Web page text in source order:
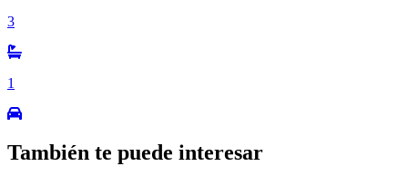
3
1
También te puede interesar